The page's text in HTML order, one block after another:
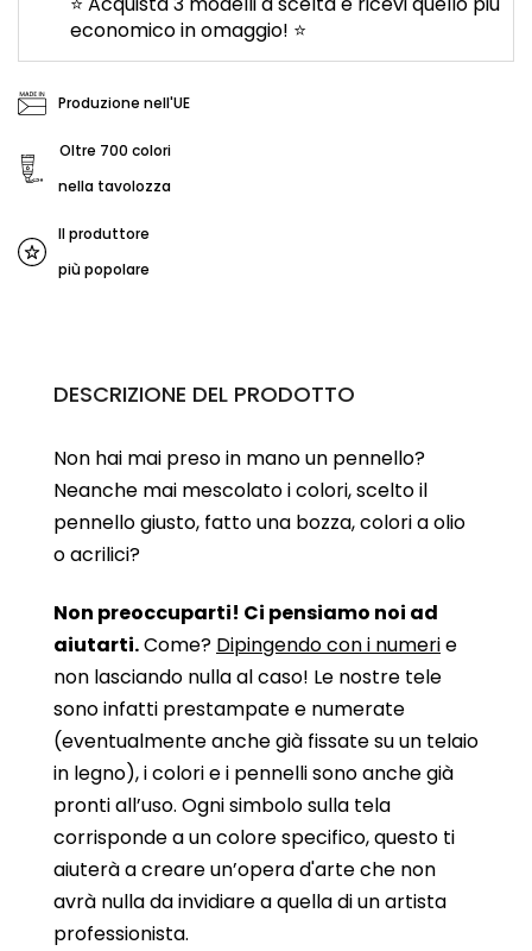
economico in omaggio! ⭐
Produzione nell'UE
Oltre 700 colori
nella tavolozza
Il produttore
più popolare
DESCRIZIONE DEL PRODOTTO
Non hai mai preso in mano un pennello?
Neanche mai mescolato i colori, scelto il
pennello giusto, fatto una bozza, colori a olio
o acrilici?
Non preoccuparti! Ci pensiamo noi ad
aiutarti.Come? Dipingendo con i numerie
non lasciando nulla al caso! Le nostre tele
sono infatti prestampate e numerate
(eventualmente anche già fissate su un telaio
in legno), i colori e i pennelli sono anche già
pronti all’uso. Ogni simbolo sulla tela
corrisponde a un colore specifico, questo ti
aiuterà a creare un’opera d'arte che non
avrà nulla da invidiare a quella di un artista
professionista.